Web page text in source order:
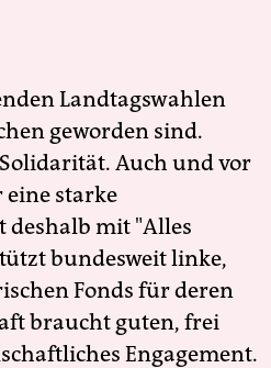
Landtagswahlen
geworden sind.
Auch und vor
starke
deshalb mit "Alles
bundesweit linke,
Fonds für deren
braucht guten, frei
Engagement.